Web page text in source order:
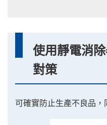
使用靜電消
對策
可確實防止生產不良品，